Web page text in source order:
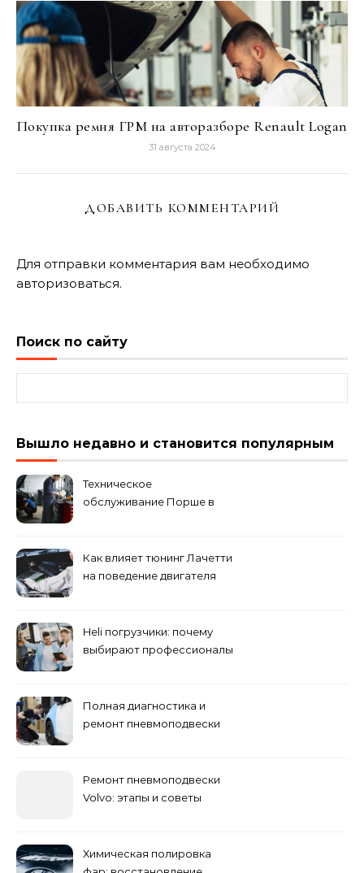
Покупка ремня ГРМ на авторазборе Renault Logan
31 августа 2024
ДОБАВИТЬ КОММЕНТАРИЙ
Для отправки комментария вам необходимо
авторизоваться.
Поиск по сайту
Вышло недавно и становится популярным
Техническое
обслуживание Порше в
Как влияет тюнинг Лачетти
на поведение двигателя
Heli погрузчики: почему
выбирают профессионалы
Полная диагностика и
ремонт пневмоподвески
Ремонт пневмоподвески
Volvo: этапы и советы
Химическая полировка